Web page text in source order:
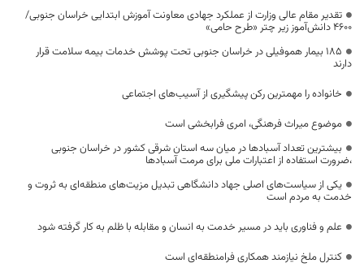
تقدیر مقام عالی وزارت از عملکرد جهادی معاونت آموزش ابتدایی خراسان جنوبی/
۴۶۰۰ دانش‌آموز زیر چتر «طرح حامی»
۱۸۵ بیمار هموفیلی در خراسان جنوبی تحت پوشش خدمات بیمه سلامت قرار
دارند
خانواده را مهمترین رکن پیشگیری از آسیب‌های اجتماعی
موضوع میراث فرهنگی، امری فرابخشی است
بیشترین تعداد آسبادها در میان سه استان شرقی کشور در خراسان جنوبی
،ضرورت استفاده از اعتبارات ملی برای مرمت آسبادها
یکی از سیاست‌های اصلی جهاد دانشگاهی تبدیل مزیت‌های منطقه‌ای به ثروت و
خدمت به مردم است
علم و فناوری باید در مسیر خدمت به انسان و مقابله با ظلم به کار گرفته شود
کنترل ملخ نیازمند همکاری فرامنطقه‌ای است